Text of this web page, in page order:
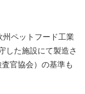
ペットフード工業
した施設にて製造さ
官協会）の基準も